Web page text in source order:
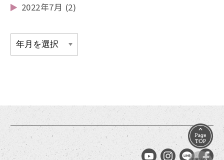
2022年7月 (2)